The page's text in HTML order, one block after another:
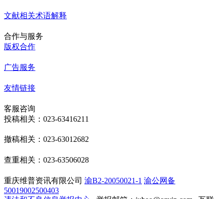
文献相关术语解释
合作与服务
版权合作
广告服务
友情链接
客服咨询
投稿相关：023-63416211
撤稿相关：023-63012682
查重相关：023-63506028
重庆维普资讯有限公司 渝B2-20050021-1 渝公网备
50019002500403